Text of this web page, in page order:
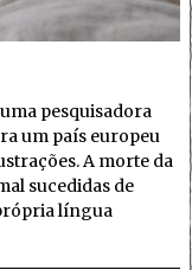
pesquisadora
um país europeu
A morte da
sucedidas de
língua